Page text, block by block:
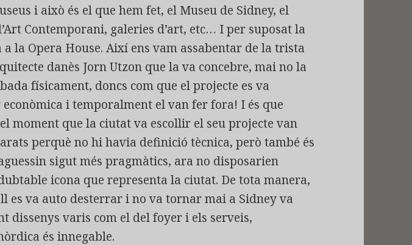
i això és el que hem fet, el Museu de Sidney, el
Contemporani, galeries d’art, etc… I per suposat la
la Opera House. Així ens vam assabentar de la trista
danès Jorn Utzon que la va concebre, mai no la
físicament, doncs com que el projecte es va
i temporalment el van fer fora! I és que
moment que la ciutat va escollir el seu projecte van
perquè no hi havia definició tècnica, però també és
sigut més pragmàtics, ara no disposarien
icona que representa la ciutat. De tota manera,
es va auto desterrar i no va tornar mai a Sidney va
dissenys varis com el del foyer i els serveis,
és innegable.